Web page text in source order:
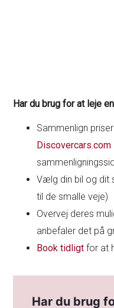
Har du brug for at leje
Sammenlign
Discovercars.com
Vælg din bil og dit
til de smalle veje)
Overvej deres
anbefaler det på
Book tidligt for at
Har du brug